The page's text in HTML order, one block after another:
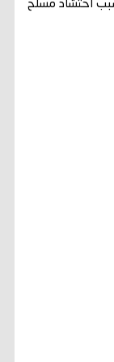
احتشاد مسلح